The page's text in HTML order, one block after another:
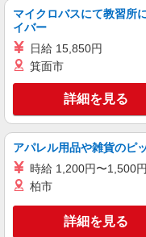
グルー
時
キープ
派遣社員
株式会社トラストグロー
有料老
時
千
マイクロバスにて教習所
イバー
日給 15,850円
箕面市
詳細を見る
アパレル用品や雑貨のピ
時給 1,200円〜1,500円
柏市
詳細を見る